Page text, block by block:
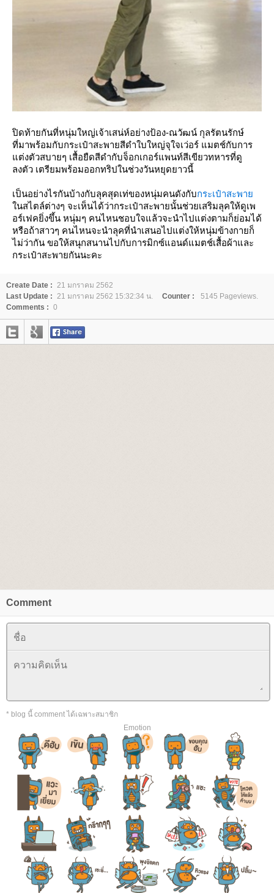
ปิดท้ายกันที่หนุ่มใหญ่เจ้าเสน่ห์อย่างป้อง-ณวัฒน์ กุลรัตนรักษ์
ที่มาพร้อมกับกระเป๋าสะพายสีดำใบใหญ่จุใจเว่อร์ แมตช์กับการ
ต่งตัวสบายๆ เสื้อยืดสีดำกับจ็อกเกอร์แพนท์สีเขียวทหารที่ดู
ลงตัว เตรียมพร้อมออกทริปในช่วงวันหยุดยาวนี้
เป็นอย่างไรกันบ้างกับลุคสุดเท่ของหนุ่มคนดังกับกระเป๋าสะพา
นสไตล์ต่างๆ จะเห็นได้ว่ากระเป๋าสะพายนั้นช่วยเสริมลุคให้ดูเพ
อร์เฟคยิ่งขึ้น หนุ่มๆ คนไหนชอบใจแล้วจะนำไปแต่งตามก็ย่อมได้
หรือถ้าสาวๆ คนไหนจะนำลุคที่นำเสนอไปแต่งให้หนุ่มข้างกายก็
ไม่ว่ากัน ขอให้สนุกสนานไปกับการมิกซ์แอนด์แมตช์เสื้อผ้าและ
กระเป๋าสะพายกันนะคะ
Create Date : 21 มกราคม 2562
Last Update : 21 มกราคม 2562 15:32:34 น. Counter :
5145 Pageviews.
Comments : 0
Comment
* blog นี้ comment ได้เฉพาะสมาชิก
Emotion